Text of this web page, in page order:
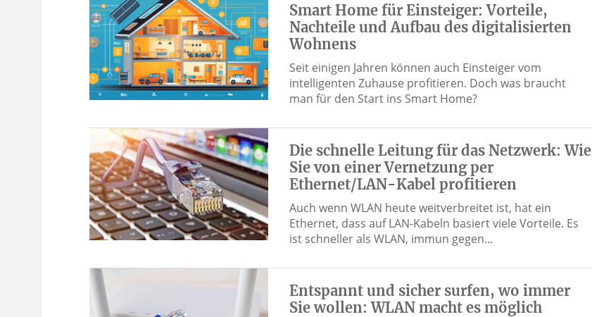
Smart Home für Einsteiger: Vorteile,
Nachteile und Aufbau des digitalisierten
Wohnens
Seit einigen Jahren können auch Einsteiger vom
intelligenten Zuhause profitieren. Doch was braucht
man für den Start ins Smart Home?
Die schnelle Leitung für das Netzwerk: Wie
Sie von einer Vernetzung per
Ethernet/LAN-Kabel profitieren
Auch wenn WLAN heute weitverbreitet ist, hat ein
Ethernet, dass auf LAN-Kabeln basiert viele Vorteile. Es
ist schneller als WLAN, immun gegen…
Entspannt und sicher surfen, wo immer
Sie wollen: WLAN macht es möglich